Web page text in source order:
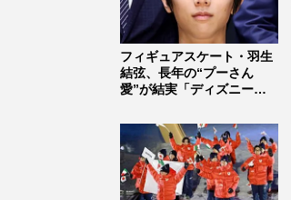
フィギュアスケート・羽生
結弦、長年の“プーさん
愛”が結実「ディズニーの